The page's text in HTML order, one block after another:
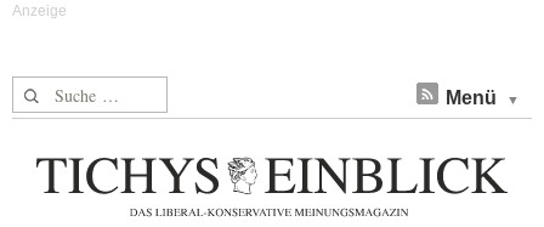
Suche nach: Menü